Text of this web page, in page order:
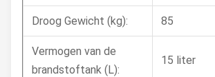
Droog Gewicht (kg): 85
Vermogen van de
brandstoftank (L):
15 liter